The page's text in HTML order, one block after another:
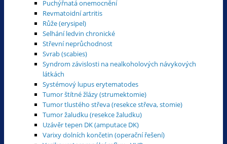
Puchýřnatá onemocnění
Revmatoidní artritis
Růže (erysipel)
Selhání ledvin chronické
Střevní neprůchodnost
Svrab (scabies)
Syndrom závislosti na nealkoholových návykových
látkách
Systémový lupus erytematodes
Tumor štítné žlázy (strumektomie)
Tumor tlustého střeva (resekce střeva, stomie)
Tumor žaludku (resekce žaludku)
Uzávěr tepen DK (amputace DK)
Varixy dolních končetin (operační řešení)